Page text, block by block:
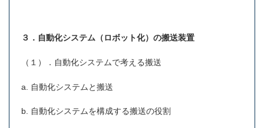
３．自動化システム（ロボット化）の搬送装置
（１）．自動化システムで考える搬送
a. 自動化システムと搬送
b. 自動化システムを構成する搬送の役割